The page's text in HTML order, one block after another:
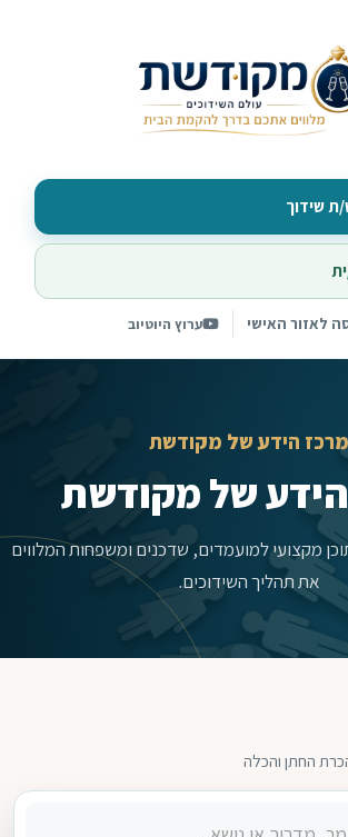
ת שידוך
לאזור האישי ערוץ היוטיוב
מרכז הידע של מקודשת
של מקודשת
מקצועי למועמדים, שדכנים ומשפחות המלווים
את תהליך השידוכים.
החתן והכלה